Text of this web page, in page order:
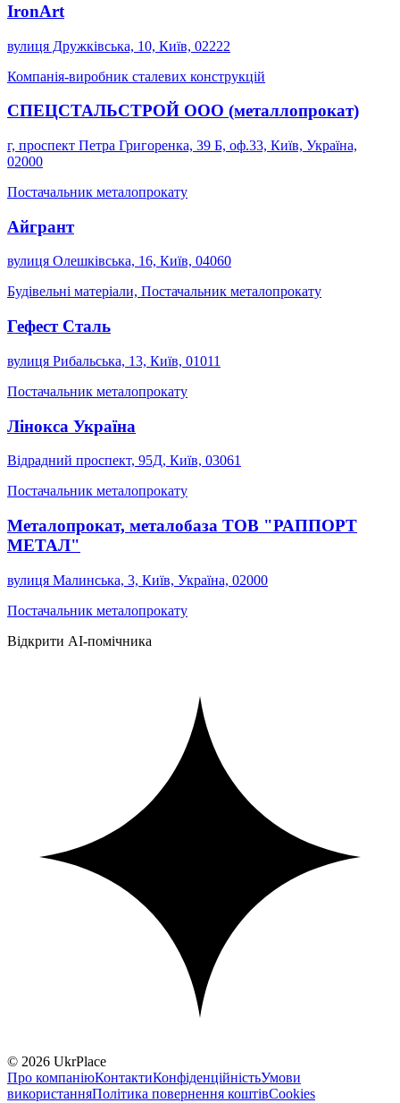
IronArt
вулиця Дружківська, 10, Київ, 02222
Компанія-виробник сталевих конструкцій
СПЕЦСТАЛЬСТРОЙ ООО (металлопрокат)
г, проспект Петра Григоренка, 39 Б, оф.33, Київ, Україна,
02000
Постачальник металопрокату
Айгрант
вулиця Олешківська, 16, Київ, 04060
Будівельні матеріали, Постачальник металопрокату
Гефест Сталь
вулиця Рибальська, 13, Київ, 01011
Постачальник металопрокату
Лінокса Україна
Відрадний проспект, 95Д, Київ, 03061
Постачальник металопрокату
Металопрокат, металобаза ТОВ "РАППОРТ
МЕТАЛ"
вулиця Малинська, 3, Київ, Україна, 02000
Постачальник металопрокату
Відкрити AI-помічника
© 2026 UkrPlace
Про компаніюКонтактиКонфіденційністьУмови
використанняПолітика повернення коштівCookies